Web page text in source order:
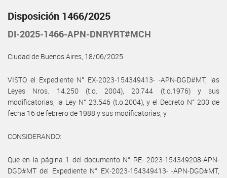
Disposición 1466/2025
DI-2025-1466-APN-DNRYRT#MCH
Ciudad de Buenos Aires, 18/06/2025
VISTO el Expediente N° EX-2023-154349413- -APN-DGD#MT, las
Leyes Nros. 14.250 (t.o. 2004), 20.744 (t.o.1976) y sus
modificatorias, la Ley N° 23.546 (t.o.2004), y el Decreto N° 200 de
fecha 16 de febrero de 1988 y sus modificatorias, y
CONSIDERANDO:
Que en la página 1 del documento N° RE- 2023-154349208-APN-
DGD#MT del Expediente N° EX-2023-154349413- -APN-DGD#MT,